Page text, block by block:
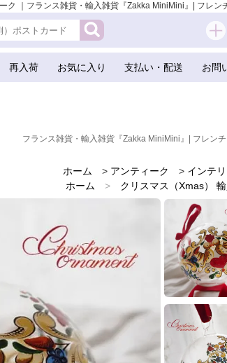
｜フランス雑貨・輸入雑貨『Zakka MiniMini』| フレ
再入荷 お気に入り 支払い・配送 お問
フランス雑貨・輸入雑貨『Zakka MiniMini』| フレン
ホーム > アンティーク > インテ
ホーム
>
クリスマス（Xmas）
ホーム
かわ
>
アン
>
ガー
>
森ガ
ホーム
> ド